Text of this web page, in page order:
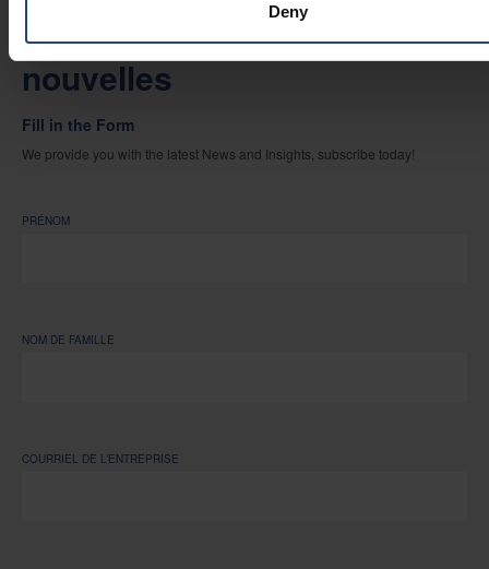
Deny
Abonnez-vous à nos
nouvelles
Fill in the Form
We provide you with the latest News and Insights, subscribe today!
PRÉNOM
NOM DE FAMILLE
COURRIEL DE L’ENTREPRISE